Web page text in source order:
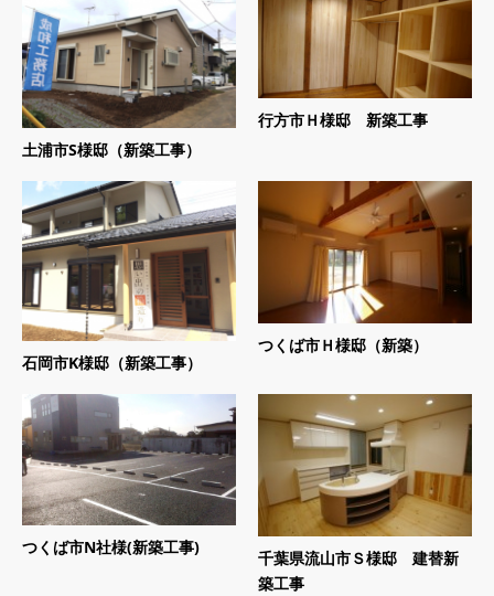
土浦市S様邸（新築工事）
行方市Ｈ様邸 新築工事
石岡市K様邸（新築工事）
つくば市Ｈ様邸（新築）
つくば市N社様(新築工事)
千葉県流山市Ｓ様邸 建替新
築工事